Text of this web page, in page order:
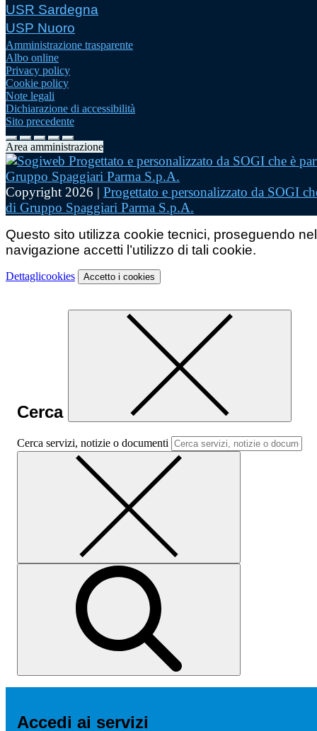
USR Sardegna
USP Nuoro
Amministrazione trasparente
Albo online
Privacy policy
Cookie policy
Note legali
Dichiarazione di accessibilità
Sito precedente
Area amministrazione
Copyright 2026 | Progettato e personalizzato da SOGI
di Gruppo Spaggiari Parma S.p.A.
Questo sito utilizza cookie tecnici, proseguendo
navigazione accetti l’utilizzo di tali cookie.
Dettaglicookies Accetto i cookies
Cerca
Cerca servizi, notizie o documenti
Accedi ai servizi